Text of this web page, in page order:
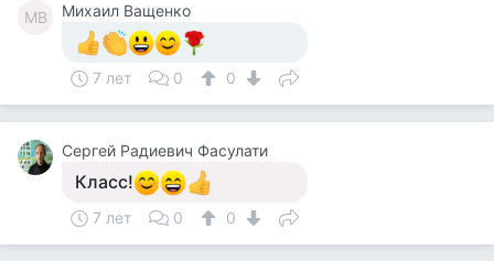
МВ Михаил Ващенко
7 лет 0 0
Сергей Радиевич Фасулати
Класс!
7 лет 0 0